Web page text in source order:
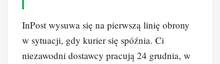
InPost wysuwa się na pierwszą linię obrony
w sytuacji, gdy kurier się spóźnia. Ci
niezawodni dostawcy pracują 24 grudnia, w